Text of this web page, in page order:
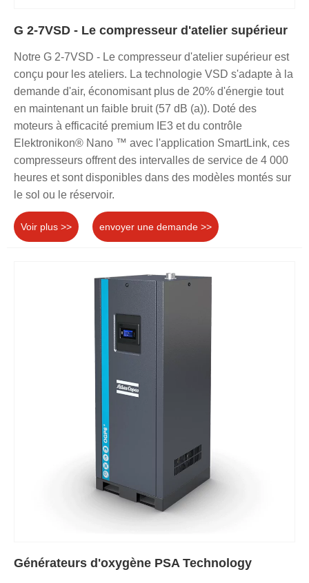
G 2-7VSD - Le compresseur d'atelier supérieur
Notre G 2-7VSD - Le compresseur d'atelier supérieur est
conçu pour les ateliers. La technologie VSD s'adapte à la
demande d'air, économisant plus de 20% d'énergie tout
en maintenant un faible bruit (57 dB (a)). Doté des
moteurs à efficacité premium IE3 et du contrôle
Elektronikon® Nano ™ avec l'application SmartLink, ces
compresseurs offrent des intervalles de service de 4 000
heures et sont disponibles dans des modèles montés sur
le sol ou le réservoir.
Voir plus >> envoyer une demande >>
Générateurs d'oxygène PSA Technology